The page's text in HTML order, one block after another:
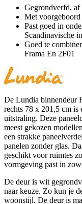
Gegrondverfd,
Met voorgeboord
Past goed in
Scandinavische
Goed te
Frama En 2F01
De Lundia binnendeur
rechts 78 x 201,5 cm is
uitstraling. Deze
meest gekozen
een strakke
panelen zonder glas.
geschikt voor ruimtes
vormgeving past in
De deur is wit
naar keuze. Zo kun je
woonstijl. De deur is